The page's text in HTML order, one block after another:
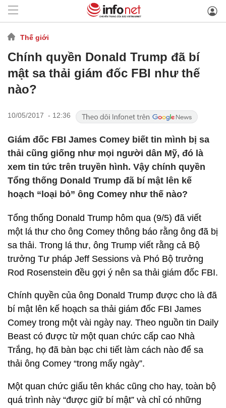
Thế giới
Chính quyền Donald Trump đã bí
mật sa thải giám đốc FBI như thế
nào?
10/05/2017 - 12:36
Giám đốc FBI James Comey biết tin mình bị sa
thải cũng giống như mọi người dân Mỹ, đó là
xem tin tức trên truyền hình. Vậy chính quyền
Tổng thống Donald Trump đã bí mật lên kế
hoạch “loại bỏ” ông Comey như thế nào?
Tổng thống Donald Trump hôm qua (9/5) đã viết
một lá thư cho ông Comey thông báo rằng ông đã bị
sa thải. Trong lá thư, ông Trump viết rằng cả Bộ
trưởng Tư pháp Jeff Sessions và Phó Bộ trưởng
Rod Rosenstein đều gợi ý nên sa thải giám đốc FBI.
Chính quyền của ông Donald Trump được cho là đã
bí mật lên kế hoạch sa thải giám đốc FBI James
Comey trong một vài ngày nay. Theo nguồn tin Daily
Beast có được từ một quan chức cấp cao Nhà
Trắng, họ đã bàn bạc chi tiết làm cách nào để sa
thải ông Comey “trong mấy ngày”.
Một quan chức giấu tên khác cũng cho hay, toàn bộ
quá trình này “được giữ bí mật” và chỉ có những